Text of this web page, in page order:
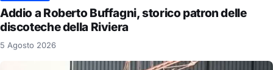
Addio a Roberto Buffagni, storico patron delle
discoteche della Riviera
5 Agosto 2026